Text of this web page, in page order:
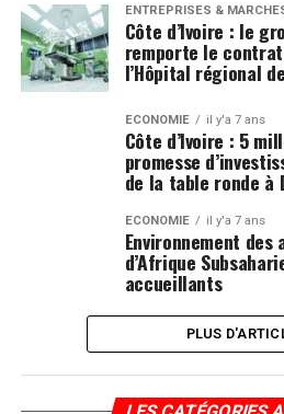
ENTREPRISES &
Côte d’Ivoire : le
remporte le
l’Hôpital régional
ECONOMIE il y'a 7 ans
Côte d’Ivoire : 5
promesse
de la table ronde à
ECONOMIE il y'a 7 ans
Environnement
d’Afrique
accueillants
PLUS